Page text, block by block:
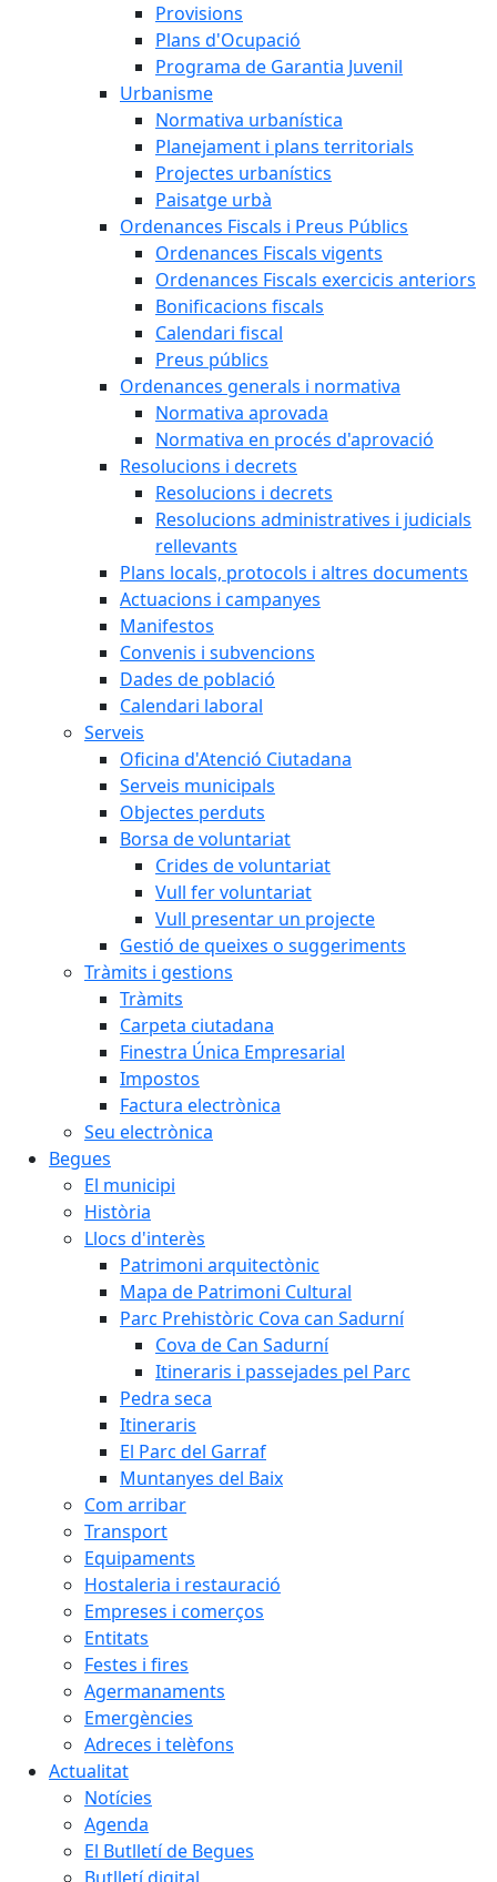
Provisions
Plans d'Ocupació
Programa de Garantia Juvenil
Urbanisme
Normativa urbanística
Planejament i plans territorials
Projectes urbanístics
Paisatge urbà
Ordenances Fiscals i Preus Públics
Ordenances Fiscals vigents
Ordenances Fiscals exercicis anteriors
Bonificacions fiscals
Calendari fiscal
Preus públics
Ordenances generals i normativa
Normativa aprovada
Normativa en procés d'aprovació
Resolucions i decrets
Resolucions i decrets
Resolucions administratives i judicials
rellevants
Plans locals, protocols i altres documents
Actuacions i campanyes
Manifestos
Convenis i subvencions
Dades de població
Calendari laboral
Serveis
Oficina d'Atenció Ciutadana
Serveis municipals
Objectes perduts
Borsa de voluntariat
Crides de voluntariat
Vull fer voluntariat
Vull presentar un projecte
Gestió de queixes o suggeriments
Tràmits i gestions
Tràmits
Carpeta ciutadana
Finestra Única Empresarial
Impostos
Factura electrònica
Seu electrònica
Begues
El municipi
Història
Llocs d'interès
Patrimoni arquitectònic
Mapa de Patrimoni Cultural
Parc Prehistòric Cova can Sadurní
Cova de Can Sadurní
Itineraris i passejades pel Parc
Pedra seca
Itineraris
El Parc del Garraf
Muntanyes del Baix
Com arribar
Transport
Equipaments
Hostaleria i restauració
Empreses i comerços
Entitats
Festes i fires
Agermanaments
Emergències
Adreces i telèfons
Actualitat
Notícies
Agenda
El Butlletí de Begues